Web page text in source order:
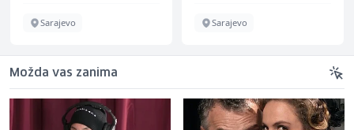
Sarajevo Sarajevo
Možda vas zanima